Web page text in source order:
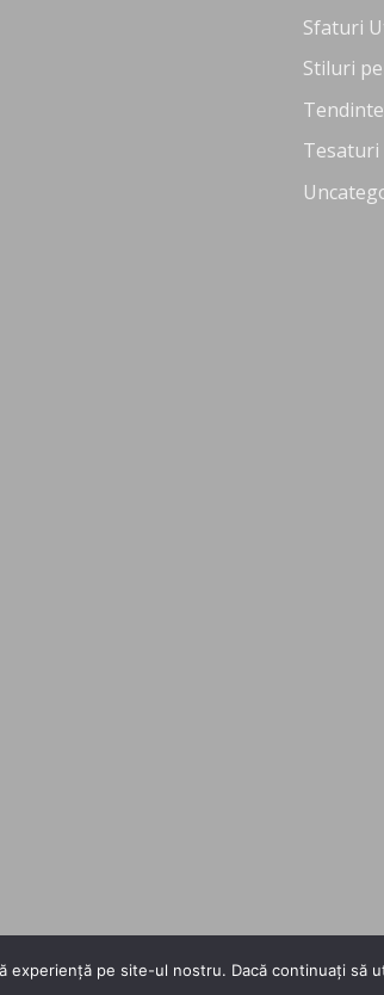
Sfaturi
Stiluri
Tesaturi
Copyright 2026 ©Flatsome
experiență pe site-ul nostru. Dacă continuați